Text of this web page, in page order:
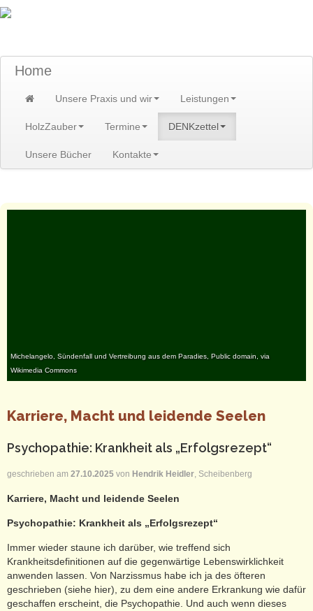
Home
Unsere Praxis und wir Leistungen
HolzZauber Termine DENKzettel
Unsere Bücher Kontakte
Michelangelo, Sündenfall und Vertreibung aus dem Paradies, Public domain, via
Wikimedia Commons
Karriere, Macht und leidende Seelen
Psychopathie: Krankheit als „Erfolgsrezept“
geschrieben am 27.10.2025 von Hendrik Heidler, Scheibenberg
Karriere, Macht und leidende Seelen
Psychopathie: Krankheit als „Erfolgsrezept“
Immer wieder staune ich darüber, wie treffend sich
Krankheitsdefinitionen auf die gegenwärtige Lebenswirklichkeit
anwenden lassen. Von Narzissmus habe ich ja des öfteren
geschrieben (siehe hier), zu dem eine andere Erkrankung wie dafür
geschaffen erscheint, die Psychopathie. Und auch wenn dieses